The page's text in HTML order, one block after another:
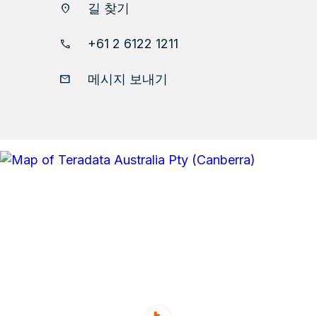
location_on 길 찾기
phone +61 2 6122 1211
email 메시지 보내기